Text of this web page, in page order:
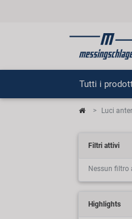
Tutti i
Luci
Filtri attivi
Nessun filtro
Highlights